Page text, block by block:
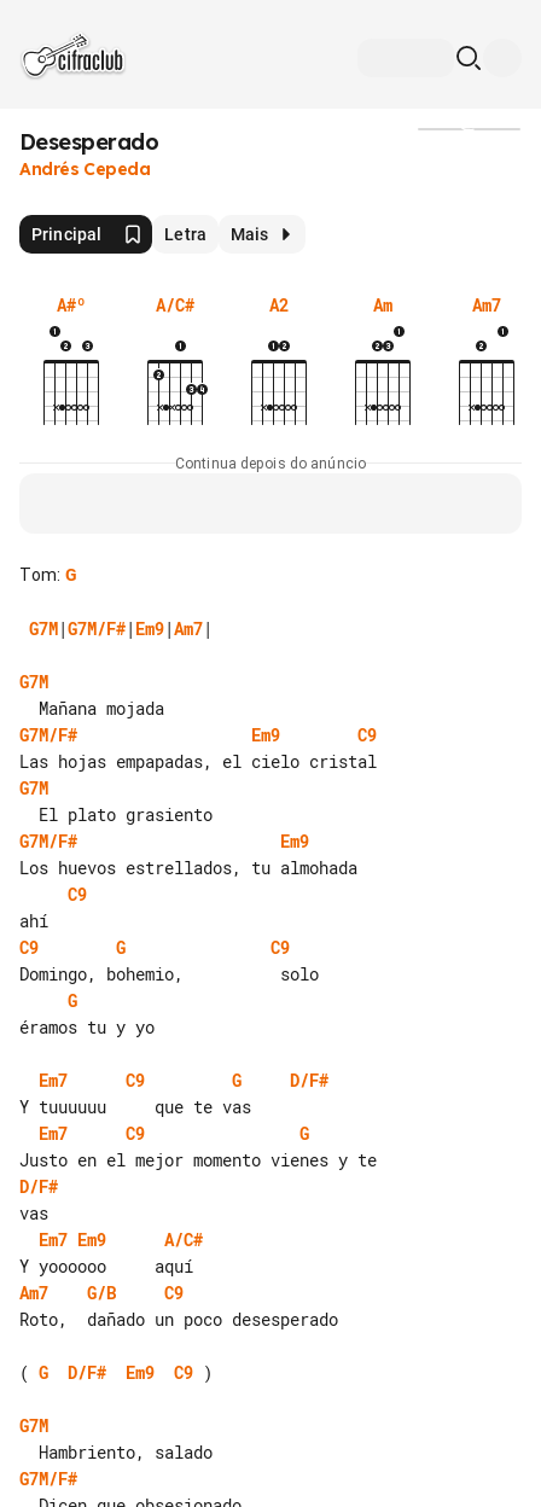
Desesperado
Andrés Cepeda
Principal Letra Mais
A#º A/C# A2 Am Am7
Continua depois do anúncio
Tom: G
G7M|G7M/F#| Em9|Am7|
G7M
G7M/F#
Em9
C9
G7M
G7M/F#
Em9
C9
C9
G
C9
G
éramos tu y yo
Em7 C9 G
D/F#
Em7
C9
G
D/F#
Em7 Em9
A/C#
Am7
G/B
C9
Roto,  dañado un poco desesperado
( G D/F# Em9 C9 )
G7M
G7M/F#